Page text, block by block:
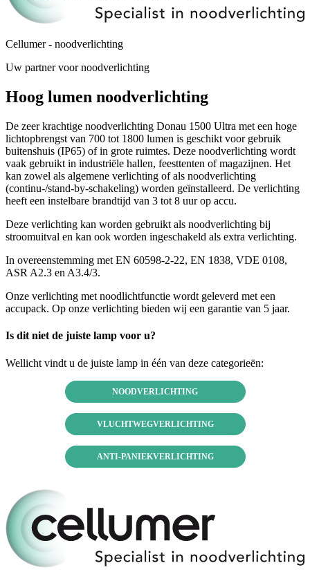
Cellumer - noodverlichting
Uw partner voor noodverlichting
Hoog lumen noodverlichting
De zeer krachtige noodverlichting Donau 1500 Ultra met een hoge
lichtopbrengst van 700 tot 1800 lumen is geschikt voor gebruik
buitenshuis (IP65) of in grote ruimtes. Deze noodverlichting wordt
vaak gebruikt in industriële hallen, feesttenten of magazijnen. Het
kan zowel als algemene verlichting of als noodverlichting
(continu-/stand-by-schakeling) worden geïnstalleerd. De verlichting
heeft een instelbare brandtijd van 3 tot 8 uur op accu.
Deze verlichting kan worden gebruikt als noodverlichting bij
stroomuitval en kan ook worden ingeschakeld als extra verlichting.
In overeenstemming met EN 60598-2-22, EN 1838, VDE 0108,
ASR A2.3 en A3.4/3.
Onze verlichting met noodlichtfunctie wordt geleverd met een
accupack. Op onze verlichting bieden wij een garantie van 5 jaar.
Is dit niet de juiste lamp voor u?
Wellicht vindt u de juiste lamp in één van deze categorieën:
NOODVERLICHTING
VLUCHTWEGVERLICHTING
ANTI-PANIEKVERLICHTING